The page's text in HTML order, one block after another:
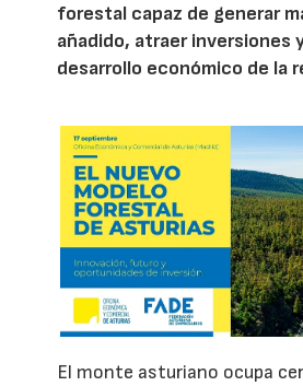
forestal capaz de generar
añadido, atraer inversiones
desarrollo económico de la
El monte asturiano ocupa